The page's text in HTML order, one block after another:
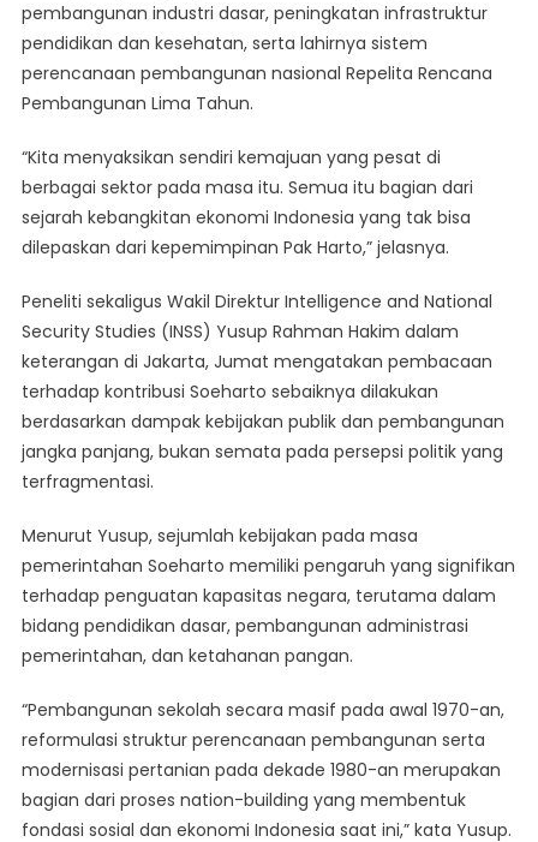
pembangunan industri dasar, peningkatan infrastruktur
pendidikan dan kesehatan, serta lahirnya sistem
perencanaan pembangunan nasional Repelita Rencana
Pembangunan Lima Tahun.
“Kita menyaksikan sendiri kemajuan yang pesat di
berbagai sektor pada masa itu. Semua itu bagian dari
sejarah kebangkitan ekonomi Indonesia yang tak bisa
dilepaskan dari kepemimpinan Pak Harto,” jelasnya.
Peneliti sekaligus Wakil Direktur Intelligence and National
Security Studies (INSS) Yusup Rahman Hakim dalam
keterangan di Jakarta, Jumat mengatakan pembacaan
terhadap kontribusi Soeharto sebaiknya dilakukan
berdasarkan dampak kebijakan publik dan pembangunan
jangka panjang, bukan semata pada persepsi politik yang
terfragmentasi.
Menurut Yusup, sejumlah kebijakan pada masa
pemerintahan Soeharto memiliki pengaruh yang signifikan
terhadap penguatan kapasitas negara, terutama dalam
bidang pendidikan dasar, pembangunan administrasi
pemerintahan, dan ketahanan pangan.
“Pembangunan sekolah secara masif pada awal 1970-an,
reformulasi struktur perencanaan pembangunan serta
modernisasi pertanian pada dekade 1980-an merupakan
bagian dari proses nation-building yang membentuk
fondasi sosial dan ekonomi Indonesia saat ini,” kata Yusup.